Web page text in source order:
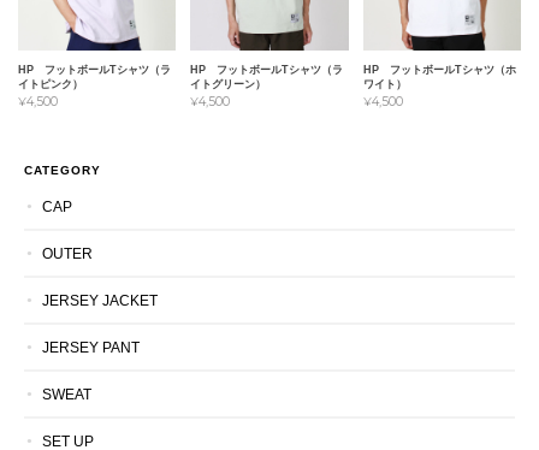
HP フットボールTシャツ（ラ
イトピンク）
¥4,500
HP フットボールTシャツ（ラ
イトグリーン）
¥4,500
HP フットボールTシャツ（ホ
ワイト）
¥4,500
CATEGORY
CAP
OUTER
JERSEY JACKET
JERSEY PANT
SWEAT
SET UP